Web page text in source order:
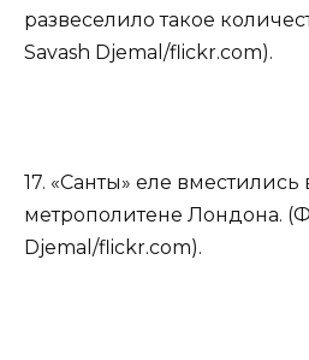
развеселило такое
Savash Djemal/flickr.com).
17. «Санты» еле вместились
метрополитене Лондона.
Djemal/flickr.com).